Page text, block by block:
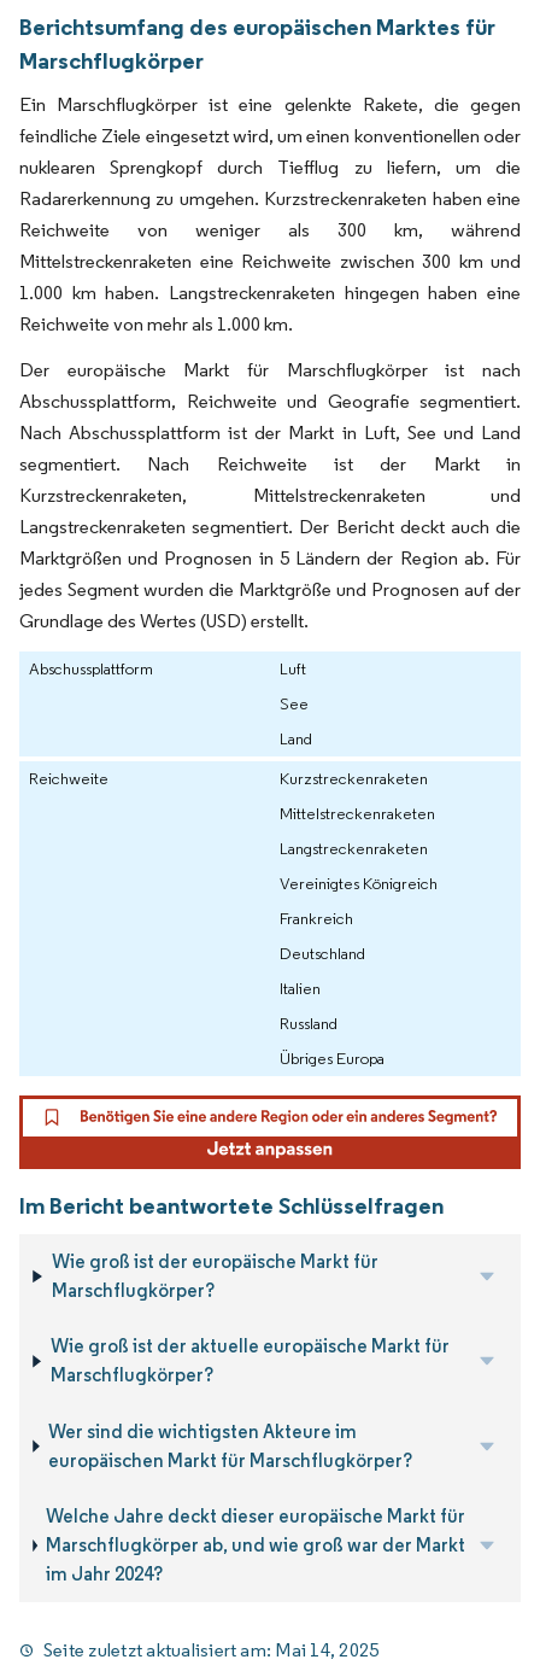
Berichtsumfang des europäischen Marktes für
Marschflugkörper
Ein Marschflugkörper ist eine gelenkte Rakete, die gegen
feindliche Ziele eingesetzt wird, um einen konventionellen oder
nuklearen Sprengkopf durch Tiefflug zu liefern, um die
Radarerkennung zu umgehen. Kurzstreckenraketen haben eine
Reichweite von weniger als 300 km, während
Mittelstreckenraketen eine Reichweite zwischen 300 km und
1.000 km haben. Langstreckenraketen hingegen haben eine
Reichweite von mehr als 1.000 km.
Der europäische Markt für Marschflugkörper ist nach
Abschussplattform, Reichweite und Geografie segmentiert.
Nach Abschussplattform ist der Markt in Luft, See und Land
segmentiert. Nach Reichweite ist der Markt in
Kurzstreckenraketen, Mittelstreckenraketen und
Langstreckenraketen segmentiert. Der Bericht deckt auch die
Marktgrößen und Prognosen in 5 Ländern der Region ab. Für
jedes Segment wurden die Marktgröße und Prognosen auf der
Grundlage des Wertes (USD) erstellt.
Abschussplattform
Luft
See
Land
Reichweite
Kurzstreckenraketen
Mittelstreckenraketen
Langstreckenraketen
Vereinigtes Königreich
Frankreich
Deutschland
Italien
Russland
Übriges Europa
Im Bericht beantwortete Schlüsselfragen
Wie groß ist der europäische Markt für
Marschflugkörper?
Wie groß ist der aktuelle europäische Markt für
Marschflugkörper?
Wer sind die wichtigsten Akteure im
europäischen Markt für Marschflugkörper?
Welche Jahre deckt dieser europäische Markt für
Marschflugkörper ab, und wie groß war der Markt
im Jahr 2024?
Seite zuletzt aktualisiert am: Mai 14, 2025